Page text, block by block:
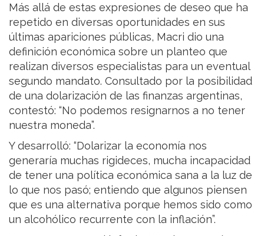
Más allá de estas expresiones de deseo que ha
repetido en diversas oportunidades en sus
últimas apariciones públicas, Macri dio una
definición económica sobre un planteo que
realizan diversos especialistas para un eventual
segundo mandato. Consultado por la posibilidad
de una dolarización de las finanzas argentinas,
contestó: “No podemos resignarnos a no tener
nuestra moneda”.
Y desarrolló: “Dolarizar la economía nos
generaría muchas rigideces, mucha incapacidad
de tener una política económica sana a la luz de
lo que nos pasó; entiendo que algunos piensen
que es una alternativa porque hemos sido como
un alcohólico recurrente con la inflación”.